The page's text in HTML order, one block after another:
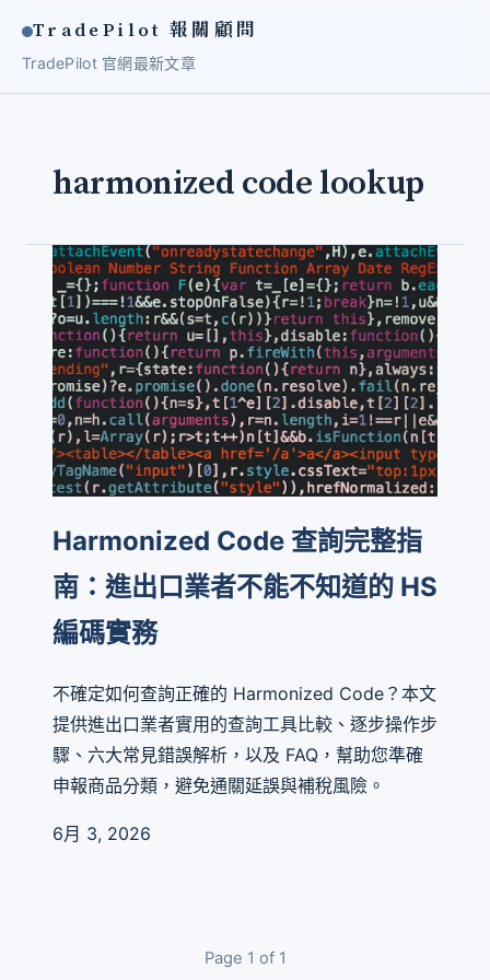
TradePilot 報關顧問
TradePilot 官網最新文章
harmonized code lookup
Harmonized Code 查詢完整指
南：進出口業者不能不知道的 HS
編碼實務
不確定如何查詢正確的 Harmonized Code？本文
提供進出口業者實用的查詢工具比較、逐步操作步
驟、六大常見錯誤解析，以及 FAQ，幫助您準確
申報商品分類，避免通關延誤與補稅風險。
6月 3, 2026
Page 1 of 1